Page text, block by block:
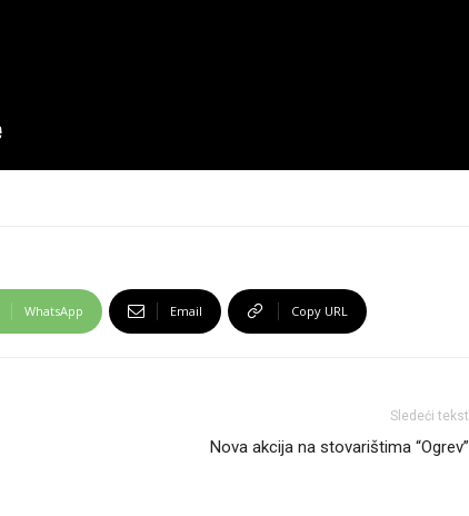
WhatsApp Email Copy URL
Sledeći tekst
Nova akcija na stovarištima “Ogrev”